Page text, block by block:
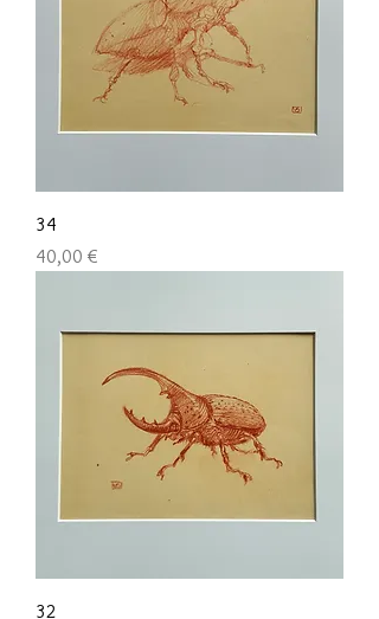
34
Preis
40,00 €
32